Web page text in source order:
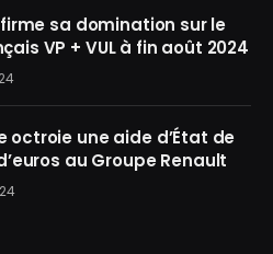
sa domination sur le
VP + VUL à fin août 2024
octroie une aide d’État de
au Groupe Renault